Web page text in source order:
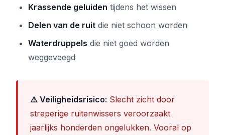
Krassende geluiden tijdens het wissen
Delen van de ruit die niet schoon worden
Waterdruppels die niet goed worden
weggeveegd
⚠️ Veiligheidsrisico: Slecht zicht door
streperige ruitenwissers veroorzaakt
jaarlijks honderden ongelukken. Vooral op